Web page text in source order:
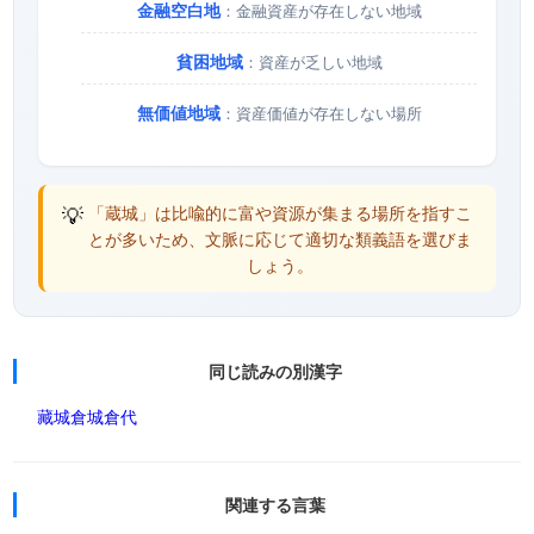
金融空白地：金融資産が存在しない地域
貧困地域：資産が乏しい地域
無価値地域：資産価値が存在しない場所
💡 「蔵城」は比喩的に富や資源が集まる場所を指すこ
とが多いため、文脈に応じて適切な類義語を選びま
しょう。
同じ読みの別漢字
藏城倉城倉代
関連する言葉